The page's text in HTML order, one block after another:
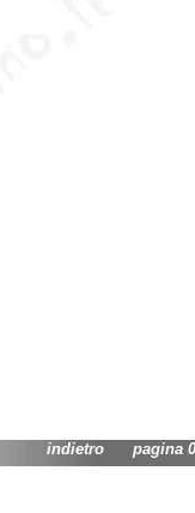
indietropagina